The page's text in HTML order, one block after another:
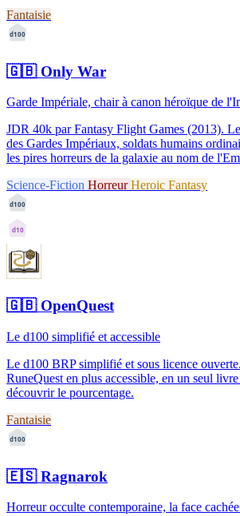
Fantaisie
d100
🇬🇧Only War
Garde Impériale, chair à canon héroïque de
JDR 40k par Fantasy Flight Games (2013).
des Gardes Impériaux, soldats humains
les pires horreurs de la galaxie au nom de
Science-Fiction HorreurHeroic Fantasy
d100
d10
🇬🇧OpenQuest
Le d100 simplifié et accessible
Le d100 BRP simplifié et sous licence
RuneQuest en plus accessible, en un seul
découvrir le pourcentage.
Fantaisie
d100
🇪🇸Ragnarok
Horreur occulte contemporaine, la face